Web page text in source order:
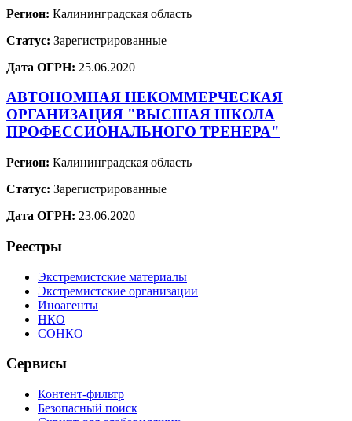
Регион: Калининградская область
Статус: Зарегистрированные
Дата ОГРН: 25.06.2020
АВТОНОМНАЯ НЕКОММЕРЧЕСКАЯ
ОРГАНИЗАЦИЯ "ВЫСШАЯ ШКОЛА
ПРОФЕССИОНАЛЬНОГО ТРЕНЕРА"
Регион: Калининградская область
Статус: Зарегистрированные
Дата ОГРН: 23.06.2020
Реестры
Экстремистские материалы
Экстремистские организации
Иноагенты
НКО
СОНКО
Сервисы
Контент-фильтр
Безопасный поиск